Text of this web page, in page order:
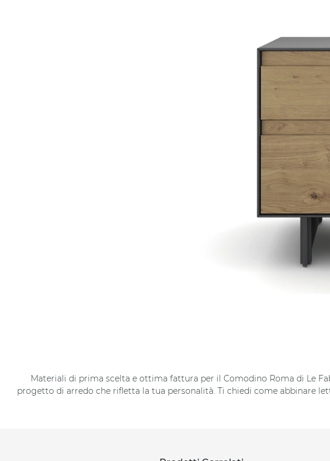
Materiali di prima scelta e ottima fattura per il Comodino Roma di Le
progetto di arredo che rifletta la tua personalità. Ti chiedi come abbinare